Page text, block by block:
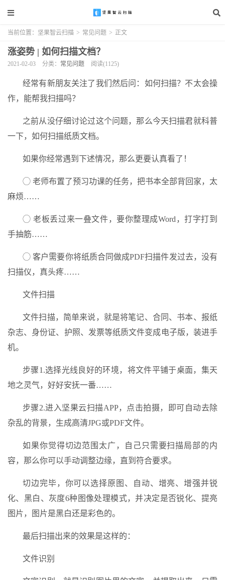
当前位置： 坚果智云扫描 > 常见问题 > 正文
涨姿势 | 如何扫描文档？
2021-02-03 分类： 常见问题 阅读(1125)
经常有新朋友关注了我们然后问：如何扫描？不太会操
作，能帮我扫描吗？
之前从没仔细讨论过这个问题，那么今天扫描君就科普
一下，如何扫描纸质文档。
如果你经常遇到下述情况，那么更要认真看了！
◯ 老师布置了预习功课的任务，把书本全部背回家，太
麻烦……
◯ 老板丢过来一叠文件，要你整理成Word，打字打到
手抽筋……
◯ 客户需要你将纸质合同做成PDF扫描件发过去，没有
扫描仪，真头疼……
文件扫描
文件扫描，简单来说，就是将笔记、合同、书本、报纸
杂志、身份证、护照、发票等纸质文件变成电子版，装进手
机。
步骤1.选择光线良好的环境，将文件平铺于桌面，集天
地之灵气，好好安抚一番……
步骤2.进入坚果云扫描APP，点击拍摄，即可自动去除
杂乱的背景，生成高清JPG或PDF文件。
如果你觉得切边范围太广，自己只需要扫描局部的内
容，那么你可以手动调整边缘，直到符合要求。
切边完毕，你可以选择原图、自动、增亮、增强并锐
化、黑白、灰度6种图像处理模式，并决定是否锐化、提亮
图片，图片是黑白还是彩色的。
最后扫描出来的效果是这样的：
文件识别